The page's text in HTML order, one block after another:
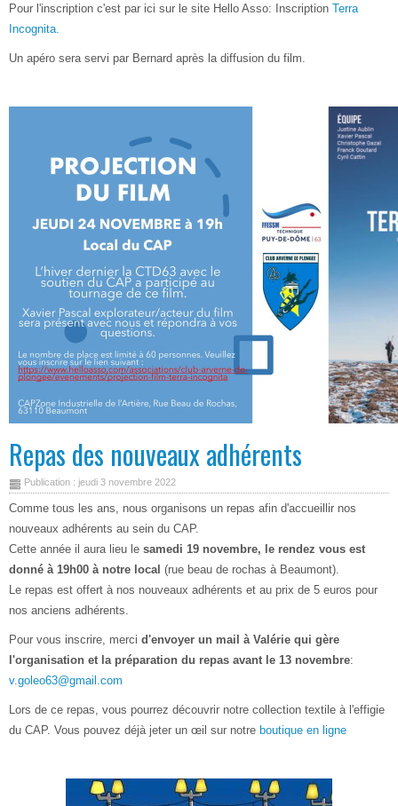
Pour l'inscription c'est par ici sur le site Hello Asso: Inscription Terra
Incognita.
Un apéro sera servi par Bernard après la diffusion du film.
Repas des nouveaux adhérents
Publication : jeudi 3 novembre 2022
Comme tous les ans, nous organisons un repas afin d'accueillir nos
nouveaux adhérents au sein du CAP.
Cette année il aura lieu le samedi 19 novembre, le rendez vous est
donné à 19h00 à notre local (rue beau de rochas à Beaumont).
Le repas est offert à nos nouveaux adhérents et au prix de 5 euros pour
nos anciens adhérents.
Pour vous inscrire, merci d'envoyer un mail à Valérie qui gère
l'organisation et la préparation du repas avant le 13 novembre:
v.goleo63@gmail.com
Lors de ce repas, vous pourrez découvrir notre collection textile à l'effigie
du CAP. Vous pouvez déjà jeter un œil sur notre boutique en ligne